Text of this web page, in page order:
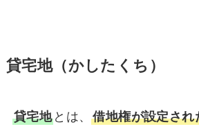
貸宅地（かしたくち）
貸宅地 とは、借地権が設定さ